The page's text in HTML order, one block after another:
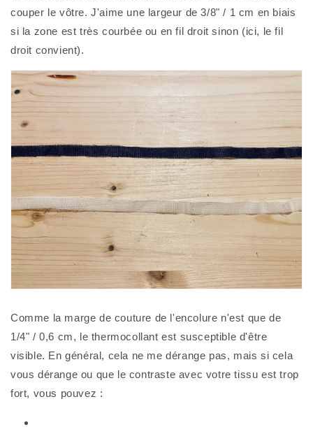
couper le vôtre. J'aime une largeur de 3/8" / 1 cm en biais
si la zone est très courbée ou en fil droit sinon (ici, le fil
droit convient).
Comme la marge de couture de l'encolure n'est que de
1/4" / 0,6 cm, le thermocollant est susceptible d'être
visible. En général, cela ne me dérange pas, mais si cela
vous dérange ou que le contraste avec votre tissu est trop
fort, vous pouvez :